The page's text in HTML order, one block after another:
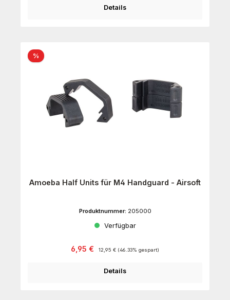
Details
%Rabatt
Amoeba Half Units für M4 Handguard - Airsoft
Produktnummer: 205000
Verfügbar
Verkaufspreis:
6,95 € 12,95 € (46.33% gespart)
Details